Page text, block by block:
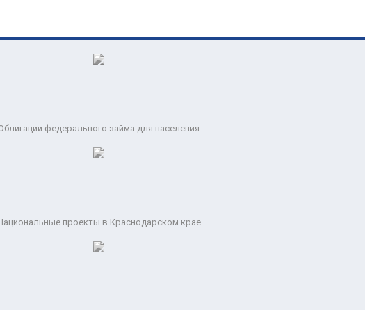
федерального займа для населения
проекты в Краснодарском крае